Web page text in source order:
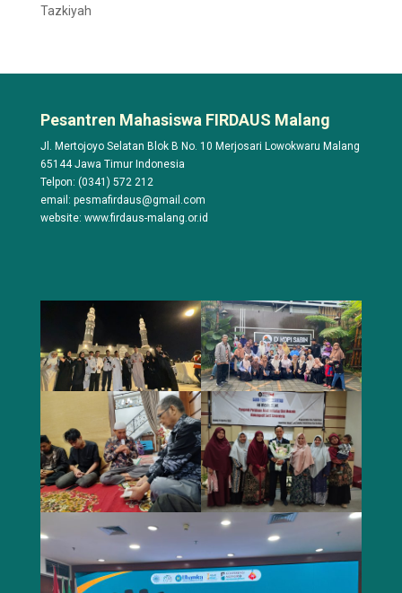
Tazkiyah
Pesantren Mahasiswa FIRDAUS Malang
Jl. Mertojoyo Selatan Blok B No. 10 Merjosari Lowokwaru Malang
65144 Jawa Timur Indonesia
Telpon: (0341) 572 212
email: pesmafirdaus@gmail.com
website: www.firdaus-malang.or.id